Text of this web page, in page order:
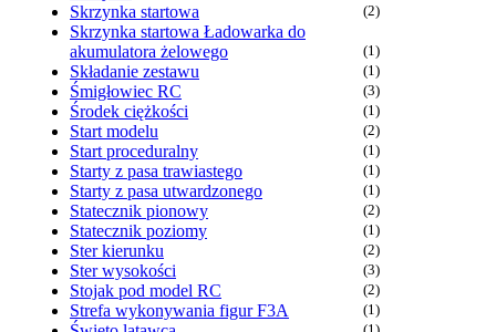
Skrzynka startowa (2)
Skrzynka startowa Ładowarka do
akumulatora żelowego
(1)
Składanie zestawu (1)
Śmigłowiec RC (3)
Środek ciężkości (1)
Start modelu (2)
Start proceduralny (1)
Starty z pasa trawiastego (1)
Starty z pasa utwardzonego (1)
Statecznik pionowy (2)
Statecznik poziomy (1)
Ster kierunku (2)
Ster wysokości (3)
Stojak pod model RC (2)
Strefa wykonywania figur F3A (1)